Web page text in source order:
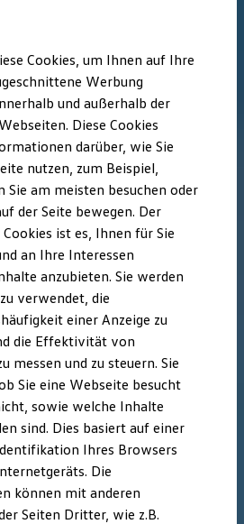
und Pannenhilfe
& Apps
App
für Ihren ID. Buzz
für Ihren Transporter/Caravelle
für Ihren Amarok
für andere Modelle
Data
Pathfinder
Software Updates
Bordbuch
und Sicherheitssysteme
Betriebsflüssigkeiten
und Lifestyle Produkte
Business
Strom
für Privatkunden
für Gewerbekunden
Cookies, um Ihnen auf Ihre
Werbung
und außerhalb der
Diese Cookies
darüber, wie Sie
nutzen, zum Beispiel,
Sie am meisten besuchen oder
der Seite bewegen. Der
ist es, Ihnen für Sie
an Ihre Interessen
anzubieten. Sie werden
verwendet, die
einer Anzeige zu
die Effektivität von
messen und zu steuern. Sie
Sie eine Webseite besucht
sowie welche Inhalte
sind. Dies basiert auf einer
Ihres Browsers
Die
können mit anderen
Seiten Dritter, wie z.B.